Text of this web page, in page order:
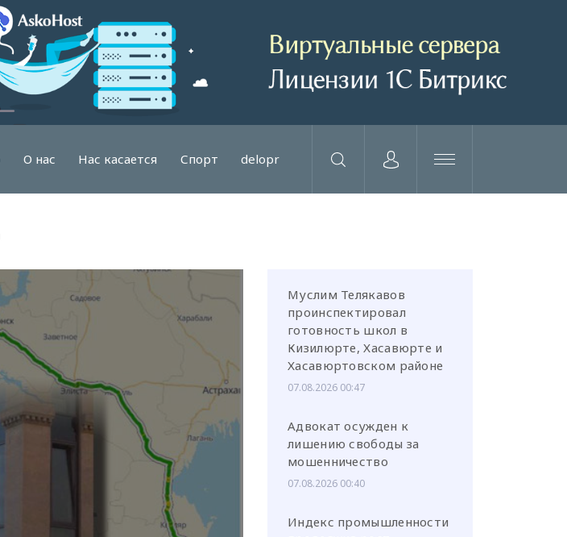
О нас Нас касается Спорт delopr
или через соц. сети
Муслим Телякавов
проинспектировал
готовность школ в
Кизилюрте, Хасавюрте и
Хасавюртовском районе
07.08.2026 00:47
Адвокат осужден к
лишению свободы за
мошенничество
07.08.2026 00:40
Индекс промышленности